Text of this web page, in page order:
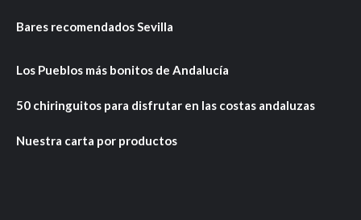
Bares recomendados Sevilla
Los Pueblos más bonitos de Andalucía
50 chiringuitos para disfrutar en las costas andaluzas
Nuestra carta por productos